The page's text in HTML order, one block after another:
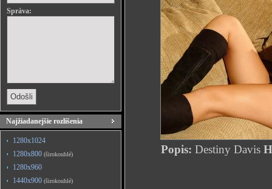
Správa:
Najžiadanejšie rozlíšenia
1280x1024
1280x800 (širokouhlé)
1280x960
1440x900 (širokouhlé)
Popis: Destiny Davis